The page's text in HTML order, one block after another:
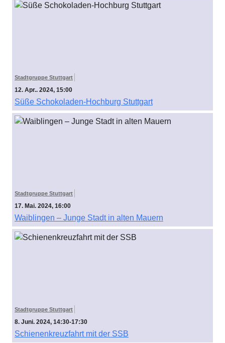
Stadtgruppe Stuttgart
12. Apr.. 2024, 15:00
Süße Schokoladen-Hochburg Stuttgart
Stadtgruppe Stuttgart
17. Mai. 2024, 16:00
Waiblingen – Junge Stadt in alten Mauern
Stadtgruppe Stuttgart
8. Juni. 2024, 14:30-17:30
Schienenkreuzfahrt mit der SSB